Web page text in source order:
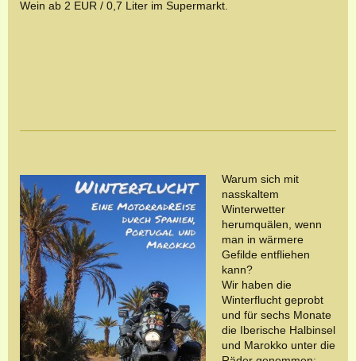
Wein ab 2 EUR / 0,7 Liter im Supermarkt.
Warum sich mit
nasskaltem
Winterwetter
herumquälen, wenn
man in wärmere
Gefilde entfliehen
kann?
Wir haben die
Winterflucht geprobt
und für sechs Monate
die Iberische Halbinsel
und Marokko unter die